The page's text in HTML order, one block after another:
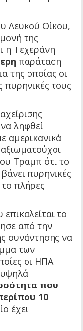
Λευκού Οίκου,
της
η Τεχεράνη
παράταση
της οποίας οι
πυρηνικές τους
ληφθεί
αμερικανικά
Τραμπ ότι το
πυρηνικές
πλήρες
το
από την
συνάντησης να
των
οι ΗΠΑ
που
10
έχει